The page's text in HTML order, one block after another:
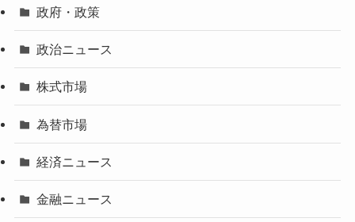
政府・政策
政治ニュース
株式市場
為替市場
経済ニュース
金融ニュース